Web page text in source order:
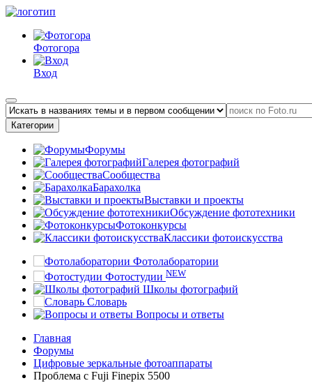
Фотогора
Вход
Категории
Форумы
Галерея фотографий
Сообщества
Барахолка
Выставки и проекты
Обсуждение фототехники
Фотоконкурсы
Классики фотоискусства
Фотолаборатории
Фотостудии NEW
Школы фотографий
Словарь
Вопросы и ответы
Главная
Форумы
Цифровые зеркальные фотоаппараты
Проблема с Fuji Finepix 5500